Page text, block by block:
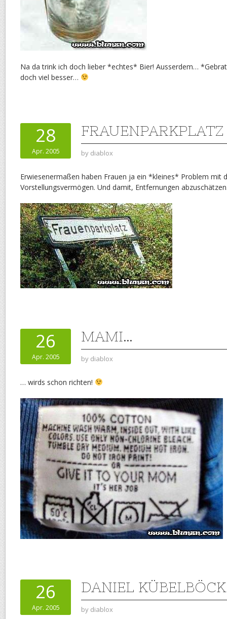
Na da trink ich doch lieber *echtes* Bier! Ausserdem…
doch viel besser…
28
Apr. 2005
FRAUENPARKPLATZ
by diablox
Erwiesenermaßen haben Frauen ja ein *kleines* Problem mit
Vorstellungsvermögen. Und damit, Entfernungen
26
Apr. 2005
MAMI…
by diablox
… wirds schon richten!
26
Apr. 2005
DANIEL KÜBELBÖCK
by diablox